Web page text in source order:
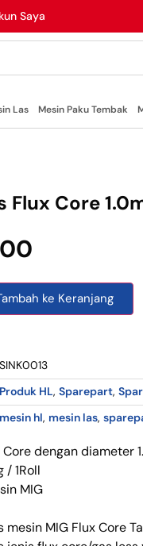
Saya
Las Mesin Paku Tembak
Flux Core
ke Keranjang
SINK0013
Produk HL, Sparepart,
mesin hl, mesin las,
Core dengan diameter
/ 1Roll
MIG
mesin MIG Flux Core